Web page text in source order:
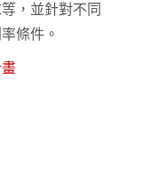
，並針對不同
條件。